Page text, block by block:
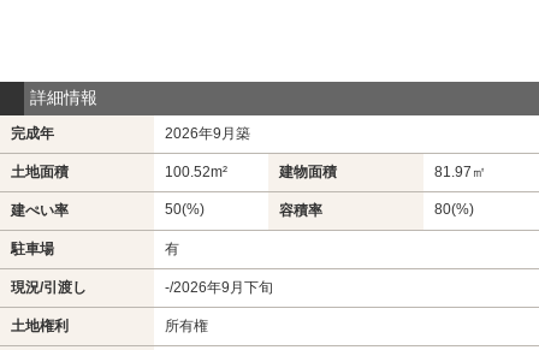
詳細情報
完成年 2026年9月築
土地面積 100.52m² 建物面積 81.97㎡
建ぺい率 50(%) 容積率 80(%)
駐車場 有
現況/引渡し -/2026年9月下旬
土地権利 所有権